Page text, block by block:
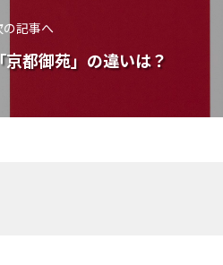
の記事へ
京都御苑」の違いは？